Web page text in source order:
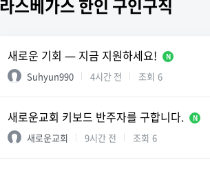
라스베가스 한인 구인구직
새로운 기회 — 지금 지원하세요! N
Suhyun990 4시간 전 조회 6
새로운교회 키보드 반주자를 구합니다. N
새로운교회 9시간 전 조회 6